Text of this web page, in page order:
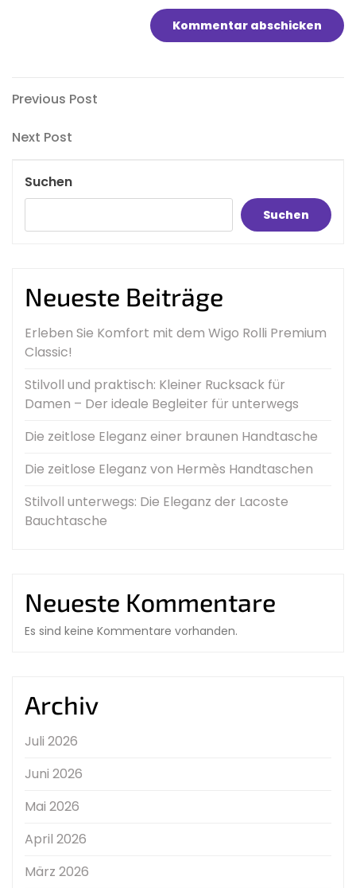
Beitragsnavigation
Previous
Previous Post
Next
Next Post
Suchen
Suchen
Neueste Beiträge
Erleben Sie Komfort mit dem Wigo Rolli Premium
Classic!
Stilvoll und praktisch: Kleiner Rucksack für
Damen – Der ideale Begleiter für unterwegs
Die zeitlose Eleganz einer braunen Handtasche
Die zeitlose Eleganz von Hermès Handtaschen
Stilvoll unterwegs: Die Eleganz der Lacoste
Bauchtasche
Neueste Kommentare
Es sind keine Kommentare vorhanden.
Archiv
Juli 2026
Juni 2026
Mai 2026
April 2026
März 2026